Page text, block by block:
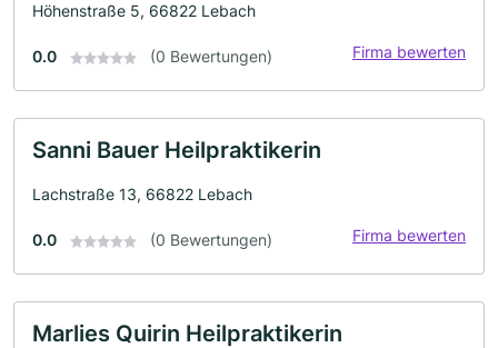
Höhenstraße 5, 66822 Lebach
0.0 (0 Bewertungen) Firma bewerten
Sanni Bauer Heilpraktikerin
Lachstraße 13, 66822 Lebach
0.0 (0 Bewertungen) Firma bewerten
Marlies Quirin Heilpraktikerin